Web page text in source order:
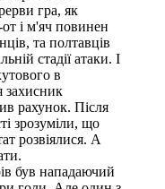
гра, як
і м'яч повинен
та полтавців
стадії атаки. І
в
захисник
рахунок. Після
зрозуміли, що
розвіялися. А
був нападаючий